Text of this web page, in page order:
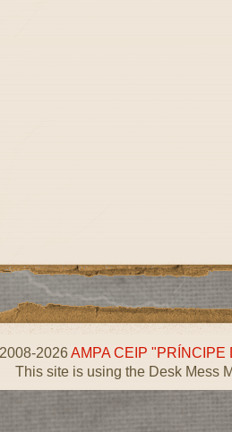
2026AMPA CEIP "PRÍNCIPE
This site is using the Desk Mess